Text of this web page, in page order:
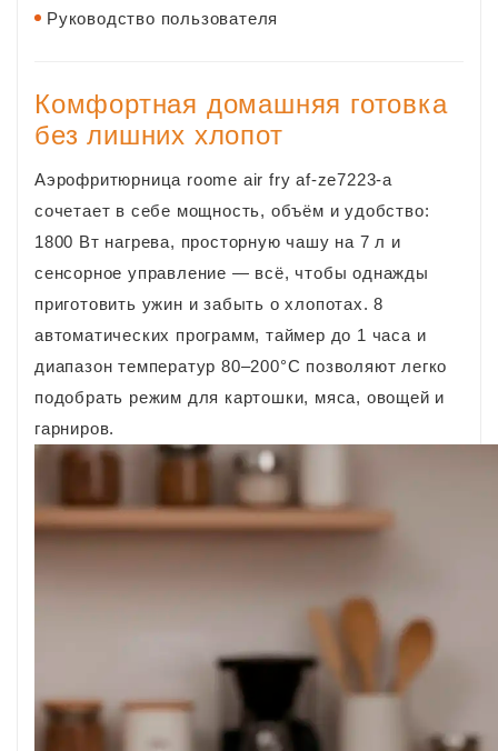
Руководство пользователя
Комфортная домашняя готовка
без лишних хлопот
Аэрофритюрница roome air fry af‑ze7223-a
сочетает в себе мощность, объём и удобство:
1800 Вт нагрева, просторную чашу на 7 л и
сенсорное управление — всё, чтобы однажды
приготовить ужин и забыть о хлопотах. 8
автоматических программ, таймер до 1 часа и
диапазон температур 80–200°C позволяют легко
подобрать режим для картошки, мяса, овощей и
гарниров.